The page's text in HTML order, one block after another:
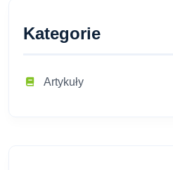
Kategorie
Artykuły